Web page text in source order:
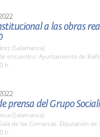
a las obras
(Salamanca)
encuentro: Ayuntamiento de
h.
prensa del Grupo
(Salamanca)
de las Comarcas. Diputación de
h.